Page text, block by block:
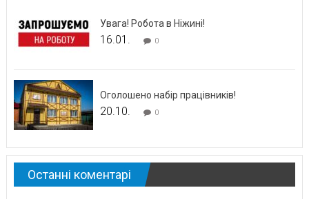
Увага! Робота в Ніжині!
16.01. 0
Оголошено набір працівників!
20.10. 0
Останні коментарі